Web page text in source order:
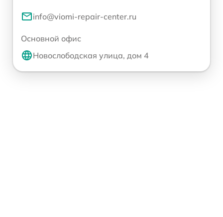
info@viomi-repair-center.ru
Основной офис
Новослободская улица, дом 4